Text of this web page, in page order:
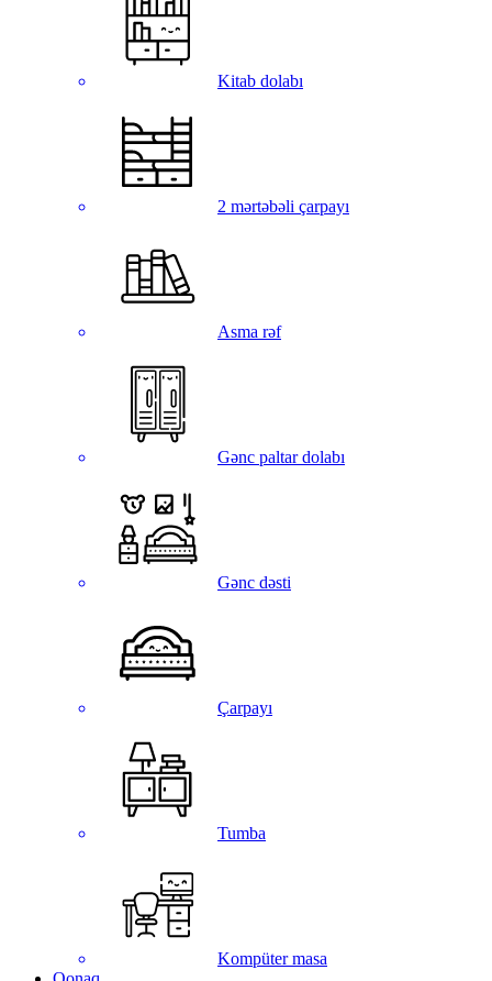
Kitab dolabı
2 mərtəbəli çarpayı
Asma rəf
Gənc paltar dolabı
Gənc dəsti
Çarpayı
Tumba
Kompüter masa